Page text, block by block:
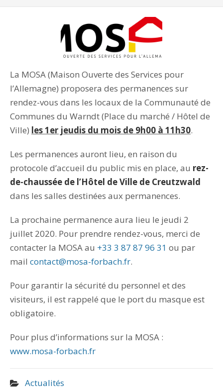
La MOSA (Maison Ouverte des Services pour
l’Allemagne) proposera des permanences sur
rendez-vous dans les locaux de la Communauté de
Communes du Warndt (Place du marché / Hôtel de
Ville) les 1er jeudis du mois de 9h00 à 11h30.
Les permanences auront lieu, en raison du
protocole d’accueil du public mis en place, au rez-
de-chaussée de l’Hôtel de Ville de Creutzwald
dans les salles destinées aux permanences.
La prochaine permanence aura lieu le jeudi 2
juillet 2020. Pour prendre rendez-vous, merci de
contacter la MOSA au +33 3 87 87 96 31 ou par
mail contact@mosa-forbach.fr.
Pour garantir la sécurité du personnel et des
visiteurs, il est rappelé que le port du masque est
obligatoire.
Pour plus d’informations sur la MOSA :
www.mosa-forbach.fr
Actualités